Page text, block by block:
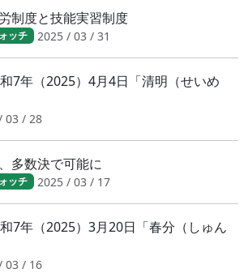
制度と技能実習制度
ッチ 2025 / 03 / 31
年（2025）4月4日「清明（せいめ
03 / 28
多数決で可能に
ッチ 2025 / 03 / 17
年（2025）3月20日「春分（しゅん
03 / 16